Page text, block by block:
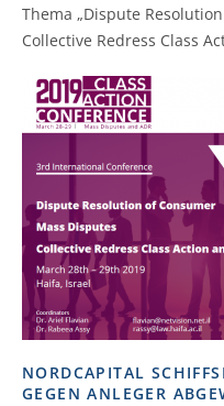
Thema „Dispute
Collective Redress Class
NORDCAPITAL
GEGEN ANLEGER